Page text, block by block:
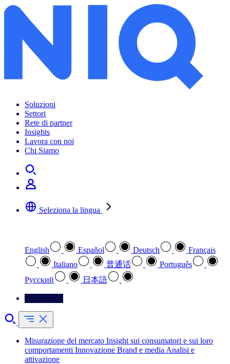
Soluzioni
Settori
Rete di partner
Insights
Lavora con noi
Chi Siamo
Seleziona la lingua
English Español Deutsch
Français
Italiano
普通话
Português
Pусский
日本語
Misurazione del mercato Insight sui consumatori e sui loro
comportamenti Innovazione Brand e media Analisi e
attivazione